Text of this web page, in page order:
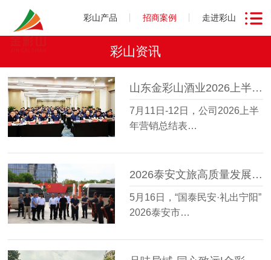
彩山产品 招商案例 走进彩山
彩山资讯
山东金彩山酒业2026上半年营销总结表彰会圆满召开
7月11日-12日，公司2026上半
年营销总结表…
2026泰安文旅高质量发展大会走进金彩山鲁酒文化博物馆
5月16日，“国泰民安·礼出宁阳”
2026泰安市…